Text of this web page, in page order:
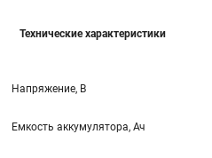
Технические характеристики
Напряжение, В
Емкость аккумулятора, Ач